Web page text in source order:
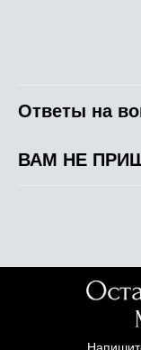
Ответы на
ВАМ НЕ